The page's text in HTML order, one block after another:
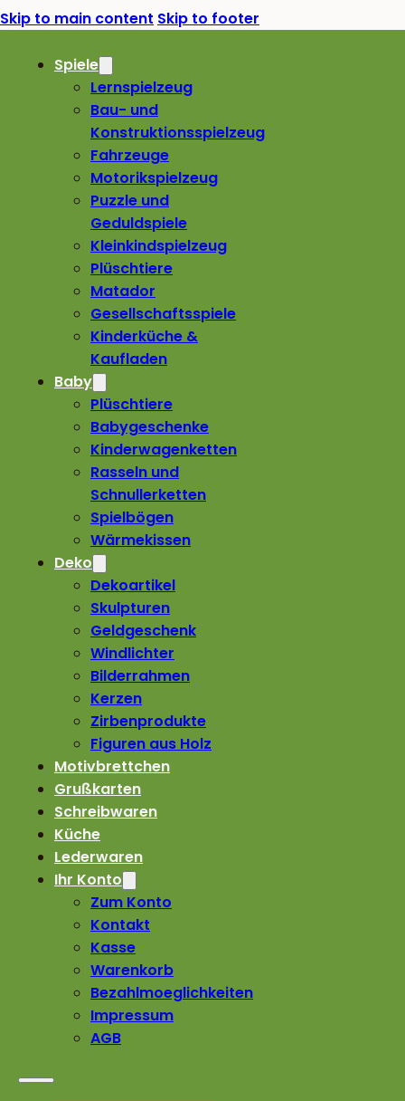
Skip to main content Skip to footer
Spiele
Lernspielzeug
Bau- und
Konstruktionsspielzeug
Fahrzeuge
Motorikspielzeug
Puzzle und
Geduldspiele
Kleinkindspielzeug
Plüschtiere
Matador
Gesellschaftsspiele
Kinderküche &
Kaufladen
Baby
Plüschtiere
Babygeschenke
Kinderwagenketten
Rasseln und
Schnullerketten
Spielbögen
Wärmekissen
Deko
Dekoartikel
Skulpturen
Geldgeschenk
Windlichter
Bilderrahmen
Kerzen
Zirbenprodukte
Figuren aus Holz
Motivbrettchen
Grußkarten
Schreibwaren
Küche
Lederwaren
Ihr Konto
Zum Konto
Kontakt
Kasse
Warenkorb
Bezahlmoeglichkeiten
Impressum
AGB